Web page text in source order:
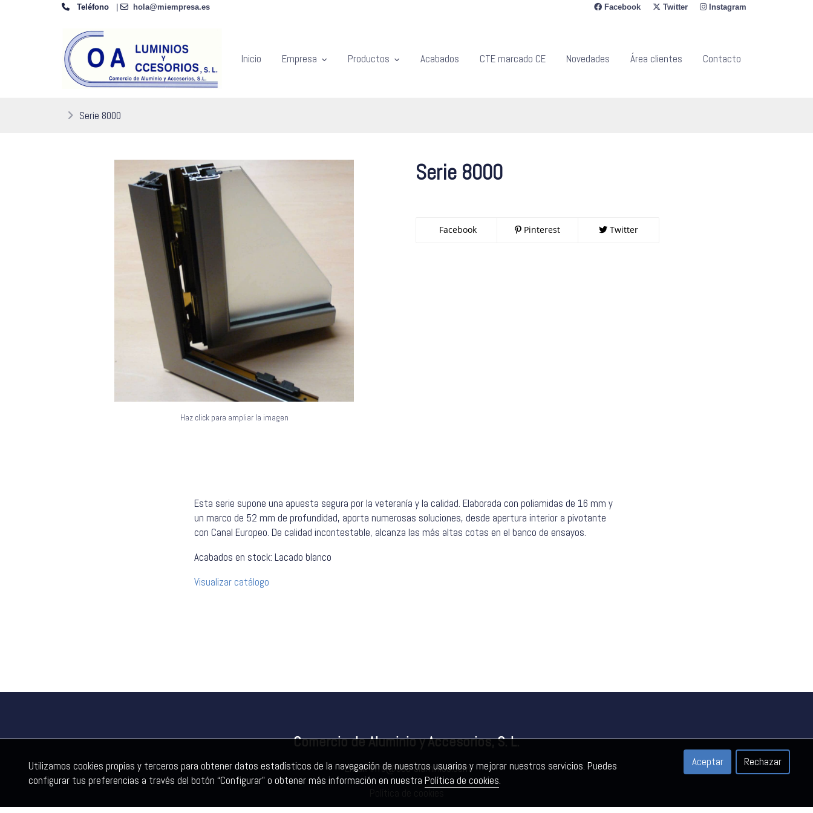
Teléfono hola@miempresa.es Facebook Twitter Instagram
Inicio Empresa Productos Acabados CTE marcado CE Novedades Área clientes Contacto
Serie 8000
Haz click para ampliar la imagen
Serie 8000
Facebook Pinterest Twitter
Esta serie supone una apuesta segura por la veteranía y la calidad. Elaborada con poliamidas de 16 mm y
un marco de 52 mm de profundidad, aporta numerosas soluciones, desde apertura interior a pivotante
con Canal Europeo. De calidad incontestable, alcanza las más altas cotas en el banco de ensayos.
Acabados en stock: Lacado blanco
Visualizar catálogo
Comercio de Aluminio y Accesorios, S. L.
Email:info@coa-aluminios.com
Utilizamos cookies propias y terceros para obtener datos estadísticos de la navegación de nuestros usuarios y mejorar nuestros servicios. Puedes
configurar tus preferencias a través del botón “Configurar” o obtener más información en nuestra Política de cookies.
Aceptar Rechazar